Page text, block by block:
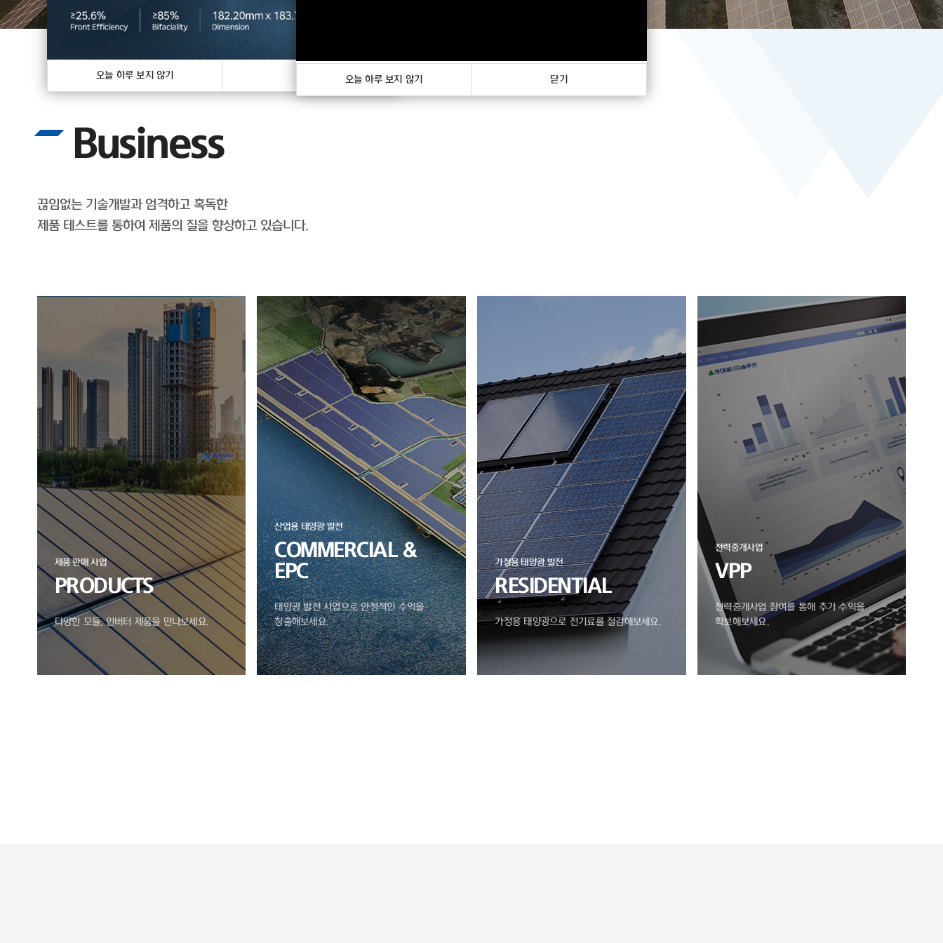
Business
끊임없는 기술개발과 엄격하고 혹독한
제품 테스트를 통하여 제품의 질을 향상하고 있습니다.
제품 판매 사업
PRODUCTS
다양한 모듈, 인버터 제품을 만나보세요.
산업용 태양광 발전
COMMERCIAL &
EPC
태양광 발전 사업으로 안정적인 수익을
창출해보세요.
가정용 태양광 발전
RESIDENTIAL
가정용 태양광으로 전기료를 절감해보세요.
전력중개사업
VPP
전력중개사업 참여를 통해 추가 수익을
확보해보세요.
오늘 하루 보지 않기 오늘 하루 보지 않기 닫기